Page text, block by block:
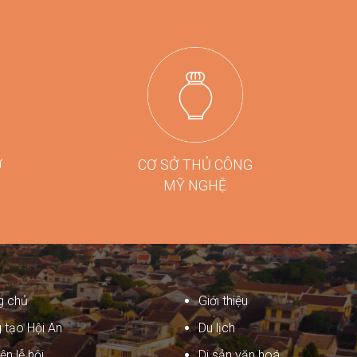
các chương trình kích cầu du lịch quy mô
lớn tại Đà Nẵng.
CƠ SỞ THỦ CÔNG
MỸ NGHỆ
chủ
Giới thiệu
tạo Hội An
Du lịch